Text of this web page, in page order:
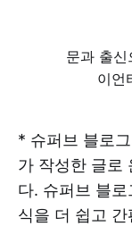
문과 출
이언
* 슈퍼브 블로
가 작성한 글로
다. 슈퍼브 블
식을 더 쉽고